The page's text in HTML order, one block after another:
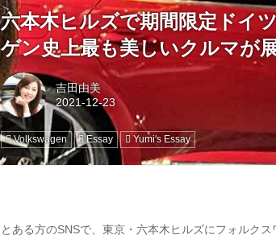
六本木ヒルズで期間限定ドイ
ゲン史上最も美しいクルマが
吉田由美
Volkswagen Essay Yumi's Essay
とある方のSNSで、東京・六本木ヒルズにフォルク